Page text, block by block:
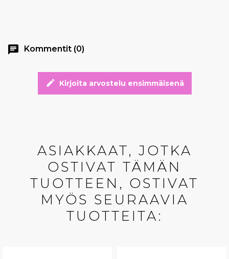
chat Kommentit (0)
edit Kirjoita arvostelu ensimmäisenä
ASIAKKAAT, JOTKA
OSTIVAT TÄMÄN
TUOTTEEN, OSTIVAT
MYÖS SEURAAVIA
TUOTTEITA: